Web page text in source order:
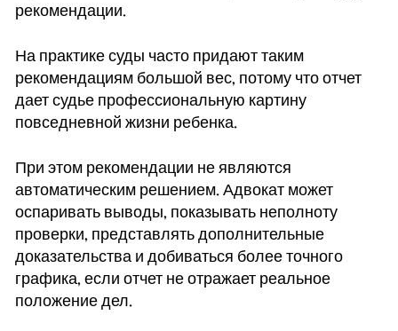
рекомендации.
На практике суды часто придают таким
рекомендациям большой вес, потому что отчет
дает судье профессиональную картину
повседневной жизни ребенка.
При этом рекомендации не являются
автоматическим решением. Адвокат может
оспаривать выводы, показывать неполноту
проверки, представлять дополнительные
доказательства и добиваться более точного
графика, если отчет не отражает реальное
положение дел.